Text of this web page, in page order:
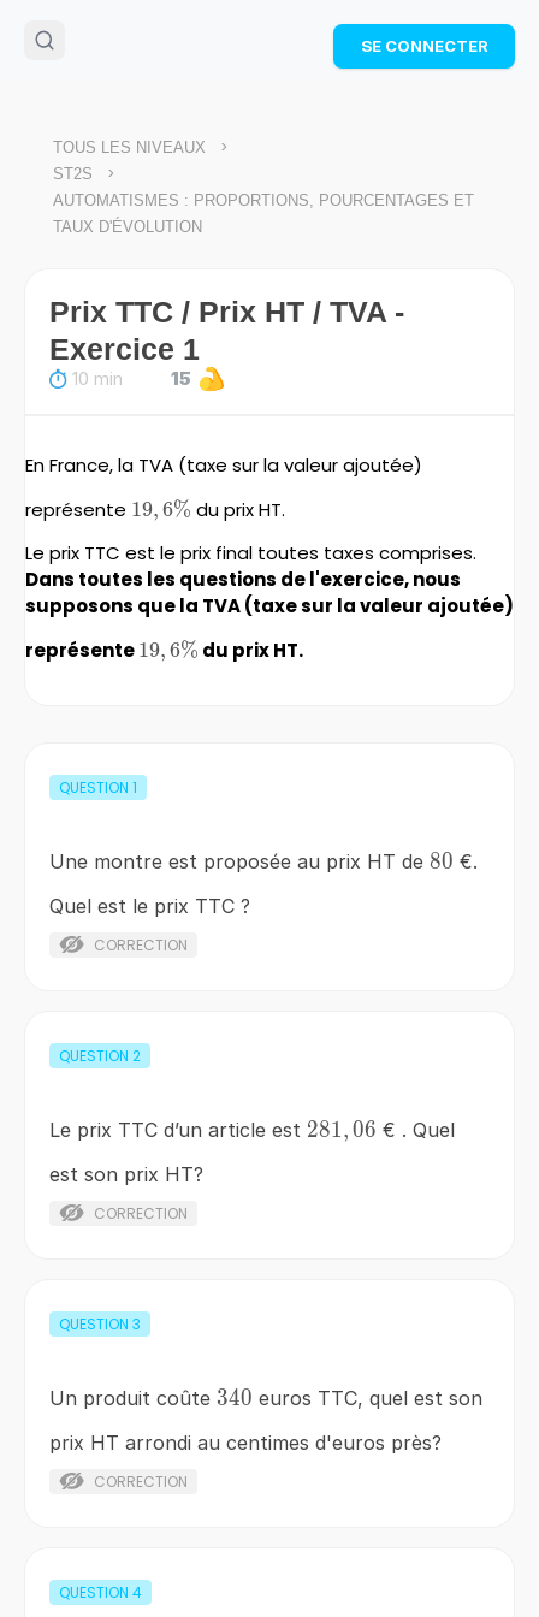
🌴Cahier de vacances offert
: révise les maths cet
Télécharge ton PDF gratuit et progresse avec des
SE CONNECTER
TOUS LES NIVEAUX >
ST2S >
AUTOMATISMES : PROPORTIONS, POURCENTAGES ET
TAUX D'ÉVOLUTION
Prix TTC / Prix HT / TVA -
Exercice 1
10 min 15
En France, la TVA (taxe sur la valeur ajoutée)
représente 19,6\%
19,6% du prix HT.
Le prix TTC est le prix final toutes taxes comprises.
Dans toutes les questions de l'exercice, nous
supposons que la TVA (taxe sur la valeur ajoutée)
représente19,6\%
19,6% du prix HT.
QUESTION 1
Une montre est proposée au prix HT de 80
80 €.
Quel est le prix TTC ?
CORRECTION
QUESTION 2
Le prix TTC d’un article est 281,06
281,06 € . Quel
est son prix HT?
CORRECTION
QUESTION 3
Un produit coûte 340
340 euros TTC, quel est son
prix HT arrondi au centimes d'euros près?
CORRECTION
QUESTION 4